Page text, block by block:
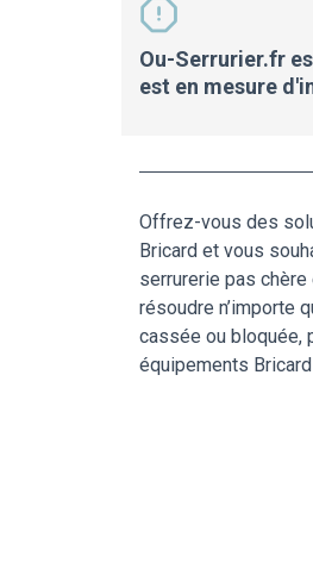
Ou-Serrurier.fr
est en mesure
Offrez-vous des
Bricard et vous
serrurerie pas
résoudre n’importe
cassée ou bloquée,
équipements